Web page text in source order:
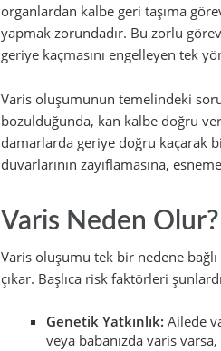
organlardan kalbe geri taşıma
yapmak zorundadır. Bu zorlu
geriye kaçmasını engelleyen tek
Varis oluşumunun temelindeki
bozulduğunda, kan kalbe doğru
damarlarda geriye doğru kaçarak
duvarlarının zayıflamasına,
Varis Neden
Varis oluşumu tek bir nedene
çıkar. Başlıca risk faktörleri
Genetik Yatkınlık: Ailede
veya babanızda varis